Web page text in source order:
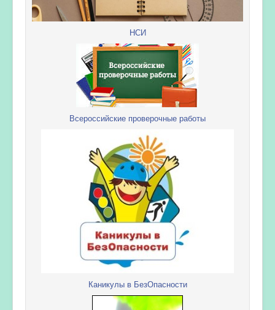
НСИ
Всероссийские проверочные работы
Каникулы в БезОпасности